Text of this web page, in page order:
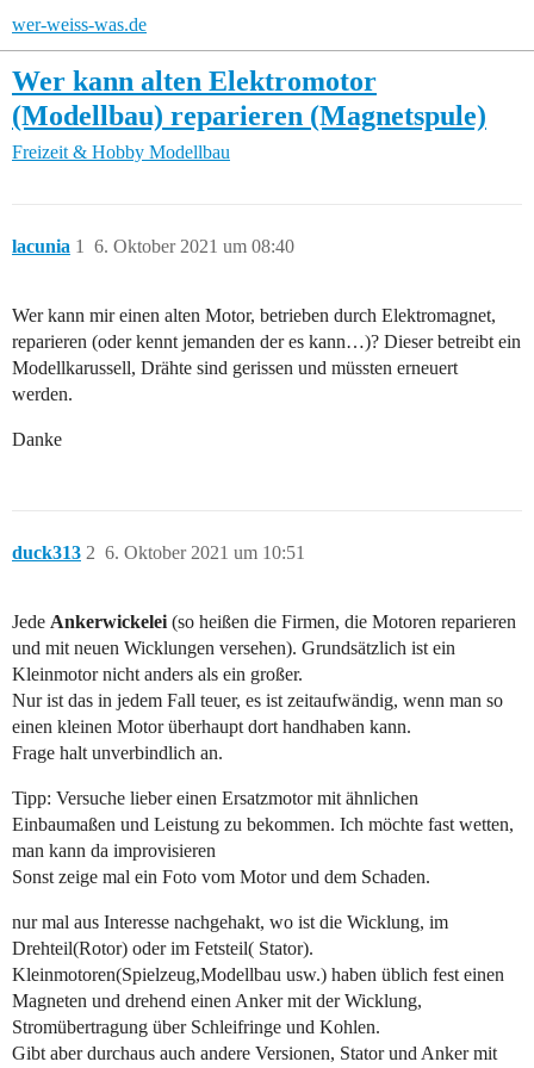
wer-weiss-was.de
Wer kann alten Elektromotor
(Modellbau) reparieren (Magnetspule)
Freizeit & Hobby Modellbau
lacunia 6. Oktober 2021 um 08:40
1
Wer kann mir einen alten Motor, betrieben durch Elektromagnet,
reparieren (oder kennt jemanden der es kann…)? Dieser betreibt ein
Modellkarussell, Drähte sind gerissen und müssten erneuert
werden.
Danke
duck313 6. Oktober 2021 um 10:51
2
Jede Ankerwickelei (so heißen die Firmen, die Motoren reparieren
und mit neuen Wicklungen versehen). Grundsätzlich ist ein
Kleinmotor nicht anders als ein großer.
Nur ist das in jedem Fall teuer, es ist zeitaufwändig, wenn man so
einen kleinen Motor überhaupt dort handhaben kann.
Frage halt unverbindlich an.
Tipp: Versuche lieber einen Ersatzmotor mit ähnlichen
Einbaumaßen und Leistung zu bekommen. Ich möchte fast wetten,
man kann da improvisieren
Sonst zeige mal ein Foto vom Motor und dem Schaden.
nur mal aus Interesse nachgehakt, wo ist die Wicklung, im
Drehteil(Rotor) oder im Fetsteil( Stator).
Kleinmotoren(Spielzeug,Modellbau usw.) haben üblich fest einen
Magneten und drehend einen Anker mit der Wicklung,
Stromübertragung über Schleifringe und Kohlen.
Gibt aber durchaus auch andere Versionen, Stator und Anker mit